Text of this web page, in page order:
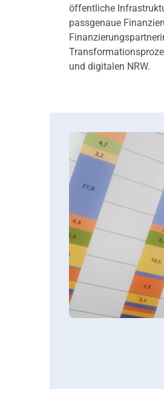
öffentliche
passgenaue
und digitalen NRW.